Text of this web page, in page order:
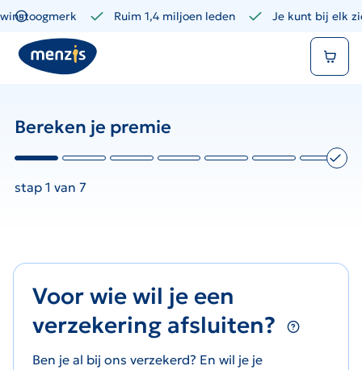
Links
snelle
navigatie
Ruim 1,4 miljoen leden Je kunt bij elk
Bereken je premie
stap 1 van 7
Voor wie wil je een
verzekering afsluiten?
Ben je al bij ons verzekerd? En wil je je